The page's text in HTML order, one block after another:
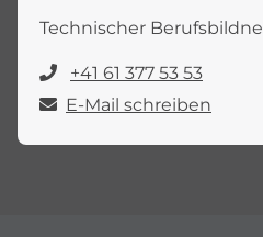
Technischer
+41 61 377 53 53
E-Mail schreiben